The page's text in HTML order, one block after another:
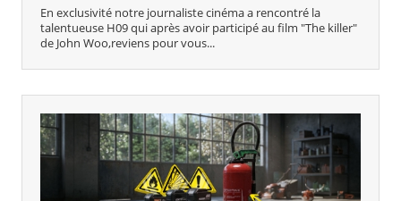
En exclusivité notre journaliste cinéma a rencontré la
talentueuse H09 qui après avoir participé au film "The killer"
de John Woo,reviens pour vous...